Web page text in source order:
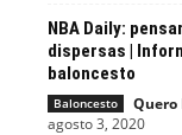
NBA Daily:
dispersas |
baloncesto
Baloncesto Quero
agosto 3, 2020